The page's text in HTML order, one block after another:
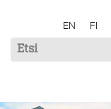
EN FI